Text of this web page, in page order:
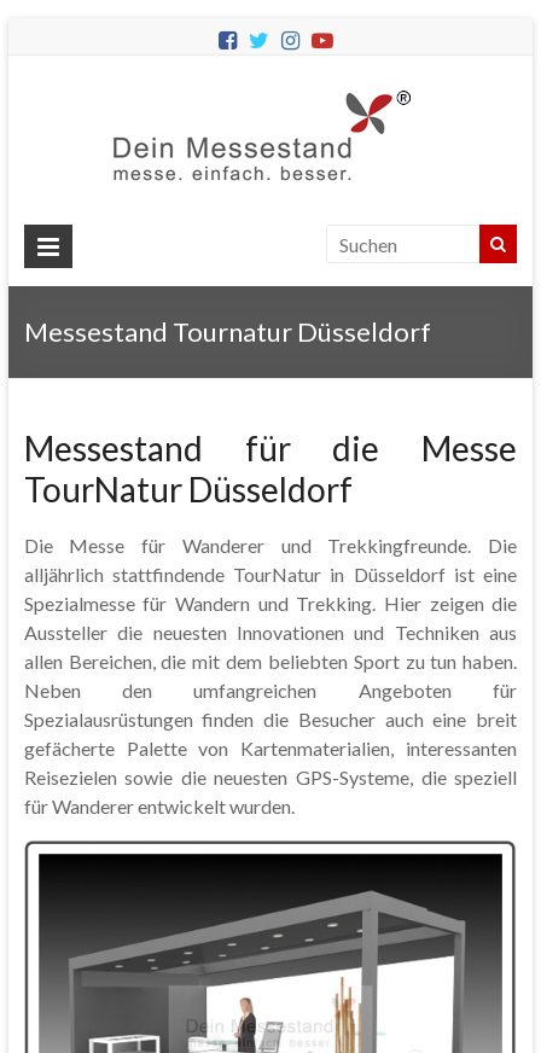
Messestände
für
Ihren
Messestand Tournatur Düsseldorf
Messestand für die Messe
TourNatur Düsseldorf
Die Messe für Wanderer und Trekkingfreunde. Die
alljährlich stattfindende TourNatur in Düsseldorf ist eine
Spezialmesse für Wandern und Trekking. Hier zeigen die
Aussteller die neuesten Innovationen und Techniken aus
allen Bereichen, die mit dem beliebten Sport zu tun haben.
Neben den umfangreichen Angeboten für
Spezialausrüstungen finden die Besucher auch eine breit
gefächerte Palette von Kartenmaterialien, interessanten
Reisezielen sowie die neuesten GPS-Systeme, die speziell
für Wanderer entwickelt wurden.